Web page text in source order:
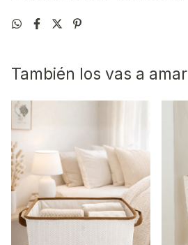
También los vas a amar